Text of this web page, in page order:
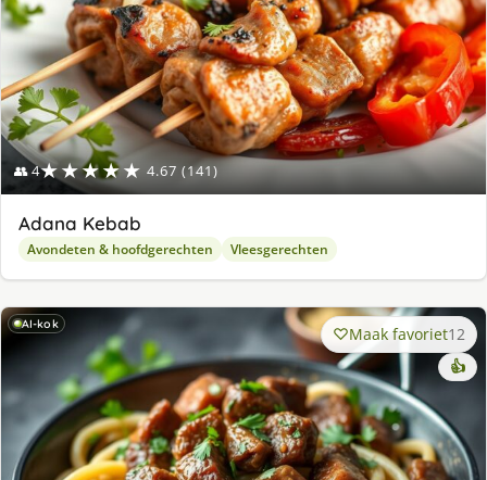
👥 4★★★★★ 4.67 (141)
Adana Kebab
Avondeten & hoofdgerechten Vleesgerechten
AI-kok Maak favoriet12
👍